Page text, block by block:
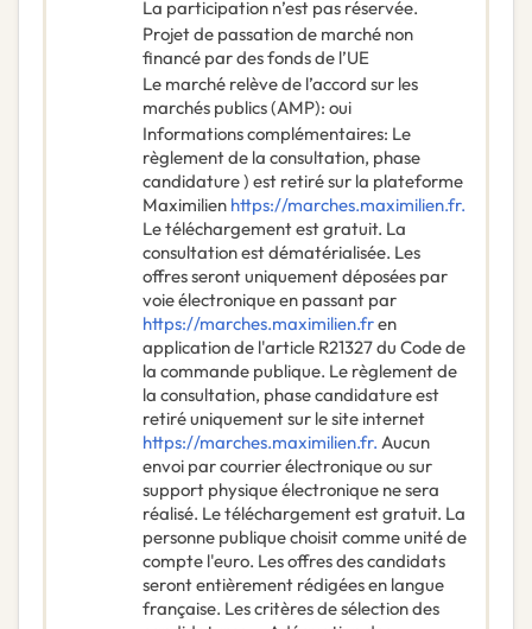
La participation n’est pas réservée.
Projet de passation de marché non
financé par des fonds de l’UE
Le marché relève de l’accord sur les
marchés publics (AMP): oui
Informations complémentaires: Le
règlement de la consultation, phase
candidature ) est retiré sur la plateforme
Maximilien https://marches.maximilien.fr.
Le téléchargement est gratuit. La
consultation est dématérialisée. Les
offres seront uniquement déposées par
voie électronique en passant par
https://marches.maximilien.fren
application de l'article R21327 du Code de
la commande publique. Le règlement de
la consultation, phase candidature est
retiré uniquement sur le site internet
https://marches.maximilien.fr. Aucun
envoi par courrier électronique ou sur
support physique électronique ne sera
réalisé. Le téléchargement est gratuit. La
personne publique choisit comme unité de
compte l'euro. Les offres des candidats
seront entièrement rédigées en langue
française. Les critères de sélection des